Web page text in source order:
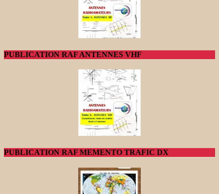
PUBLICATION RAF ANTENNES VHF
PUBLICATION RAF MEMENTO TRAFIC DX